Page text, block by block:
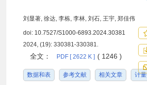
刘显著, 徐达, 李栋, 李林, 刘石, 王宇, 郑佳伟
doi: 10.7527/S1000-6893.2024.30381
2024, (19): 330381-330381.
全文： PDF [ 2622 K ] ( 1246 )
数据和表 参考文献 相关文章 计